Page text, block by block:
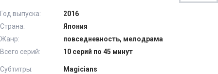
Год выпуска:
2016
Страна:
Япония
Жанр:
повседневность, мелодрама
Всего серий:
10 серий по 45 минут
Субтитры:
Magicians